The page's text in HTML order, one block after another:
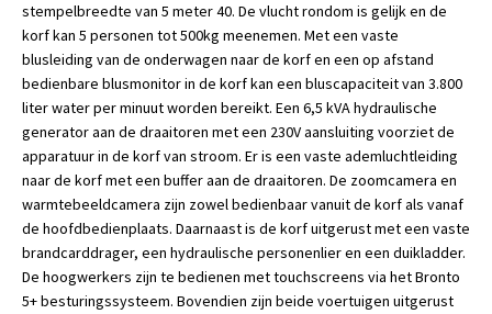
stempelbreedte van 5 meter 40. De vlucht rondom is gelijk en de
korf kan 5 personen tot 500kg meenemen. Met een vaste
blusleiding van de onderwagen naar de korf en een op afstand
bedienbare blusmonitor in de korf kan een bluscapaciteit van 3.800
liter water per minuut worden bereikt. Een 6,5 kVA hydraulische
generator aan de draaitoren met een 230V aansluiting voorziet de
apparatuur in de korf van stroom. Er is een vaste ademluchtleiding
naar de korf met een buffer aan de draaitoren. De zoomcamera en
warmtebeeldcamera zijn zowel bedienbaar vanuit de korf als vanaf
de hoofdbedienplaats. Daarnaast is de korf uitgerust met een vaste
brandcarddrager, een hydraulische personenlier en een duikladder.
De hoogwerkers zijn te bedienen met touchscreens via het Bronto
5+ besturingssysteem. Bovendien zijn beide voertuigen uitgerust